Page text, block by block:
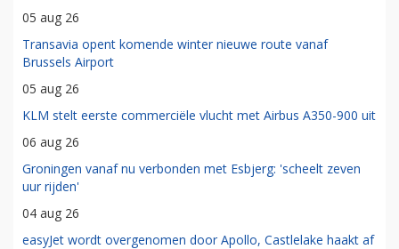
05 aug 26
Transavia opent komende winter nieuwe route vanaf
Brussels Airport
05 aug 26
KLM stelt eerste commerciële vlucht met Airbus A350-900 uit
06 aug 26
Groningen vanaf nu verbonden met Esbjerg: 'scheelt zeven
uur rijden'
04 aug 26
easyJet wordt overgenomen door Apollo, Castlelake haakt af